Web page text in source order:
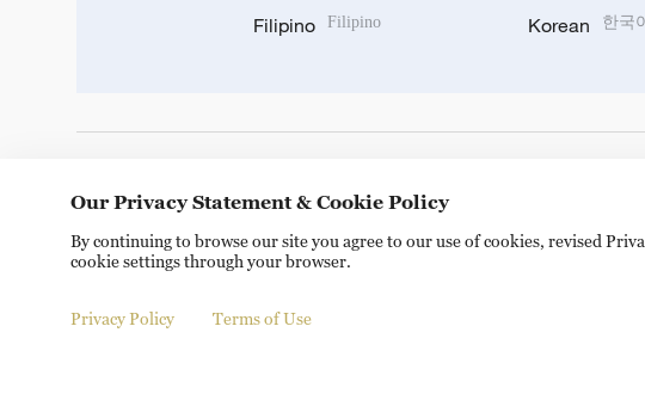
Filipino Filipino Korean 한국
Copyright © 2024 CGTN. 京ICP备20000184号
Our Privacy Statement & Cookie Policy
By continuing to browse our site you agree to our use of cookies, revised
cookie settings through your browser.
Privacy Policy Terms of Use